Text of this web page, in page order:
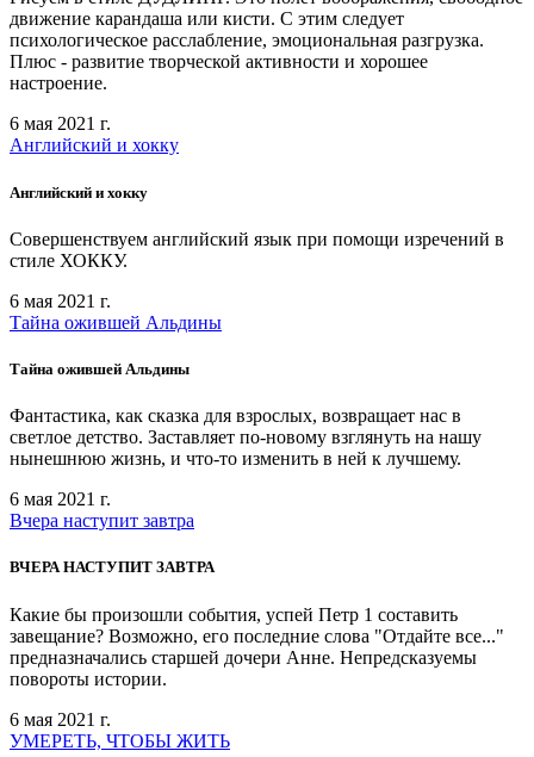
движение карандаша или кисти. С этим следует
психологическое расслабление, эмоциональная разгрузка.
Плюс - развитие творческой активности и хорошее
настроение.
6 мая 2021 г.
Английский и хокку
Английский и хокку
Совершенствуем английский язык при помощи изречений в
стиле ХОККУ.
6 мая 2021 г.
Тайна ожившей Альдины
Тайна ожившей Альдины
Фантастика, как сказка для взрослых, возвращает нас в
светлое детство. Заставляет по-новому взглянуть на нашу
нынешнюю жизнь, и что-то изменить в ней к лучшему.
6 мая 2021 г.
Вчера наступит завтра
ВЧЕРА НАСТУПИТ ЗАВТРА
Какие бы произошли события, успей Петр 1 составить
завещание? Возможно, его последние слова "Отдайте все..."
предназначались старшей дочери Анне. Непредсказуемы
повороты истории.
6 мая 2021 г.
УМЕРЕТЬ, ЧТОБЫ ЖИТЬ